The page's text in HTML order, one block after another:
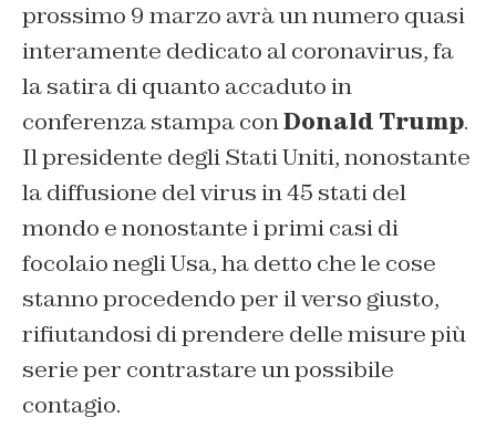
prossimo 9 marzo avrà un numero quasi
interamente dedicato al coronavirus, fa
la satira di quanto accaduto in
conferenza stampa conDonald Trump.
Il presidente degli Stati Uniti, nonostante
la diffusione del virus in 45 stati del
mondo e nonostante i primi casi di
focolaio negli Usa, ha detto che le cose
stanno procedendo per il verso giusto,
rifiutandosi di prendere delle misure più
serie per contrastare un possibile
contagio.